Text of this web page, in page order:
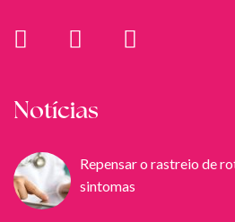
Notícias
Repensar o rastreio de
sintomas